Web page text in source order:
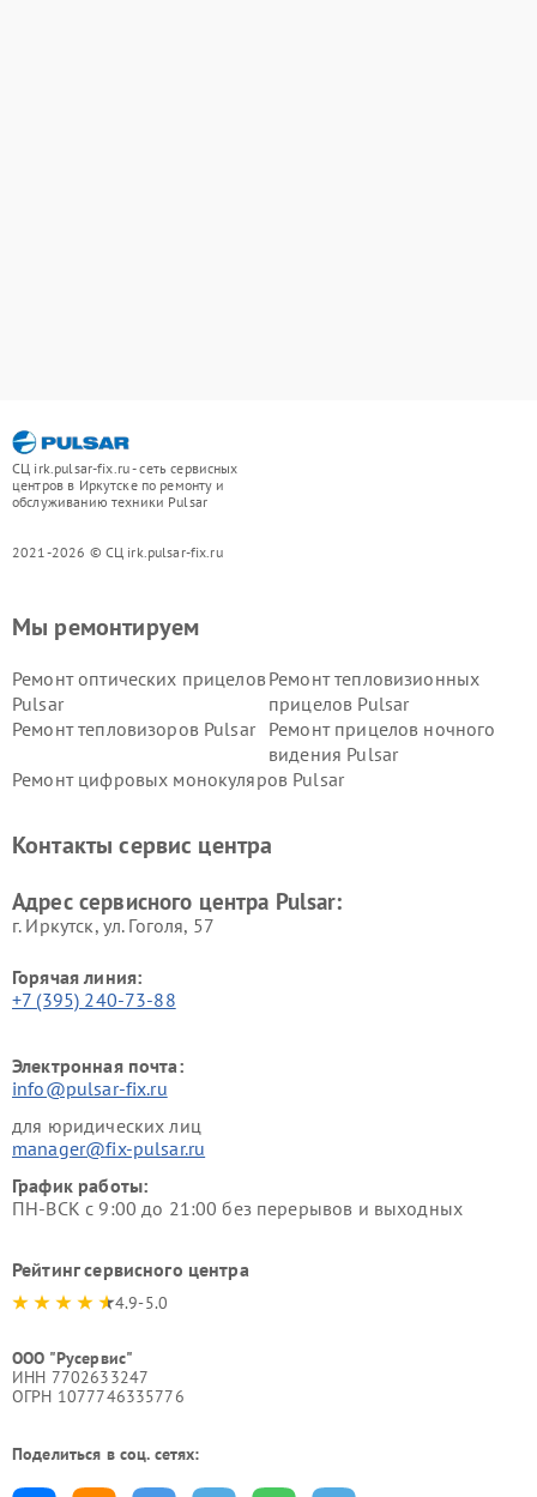
СЦ irk.pulsar-fix.ru - сеть сервисных
центров в Иркутске по ремонту и
обслуживанию техники Pulsar
2021-2026 © СЦ irk.pulsar-fix.ru
Мы ремонтируем
Ремонт оптических прицелов
Pulsar
Ремонт тепловизионных
прицелов Pulsar
Ремонт тепловизоров Pulsar
Ремонт прицелов ночного
видения Pulsar
Ремонт цифровых монокуляров Pulsar
Контакты сервис центра
Адрес сервисного центра Pulsar:
г. Иркутск, ул. ​Гоголя, 57
Горячая линия:
+7 (395) 240-73-88
Электронная почта:
info@pulsar-fix.ru
для юридических лиц
manager@fix-pulsar.ru
График работы:
ПН-ВСК с 9:00 до 21:00 без перерывов и выходных
Рейтинг сервисного центра
4.9-5.0
ООО "Русервис"
ИНН 7702633247
ОГРН 1077746335776
Поделиться в соц. сетях: